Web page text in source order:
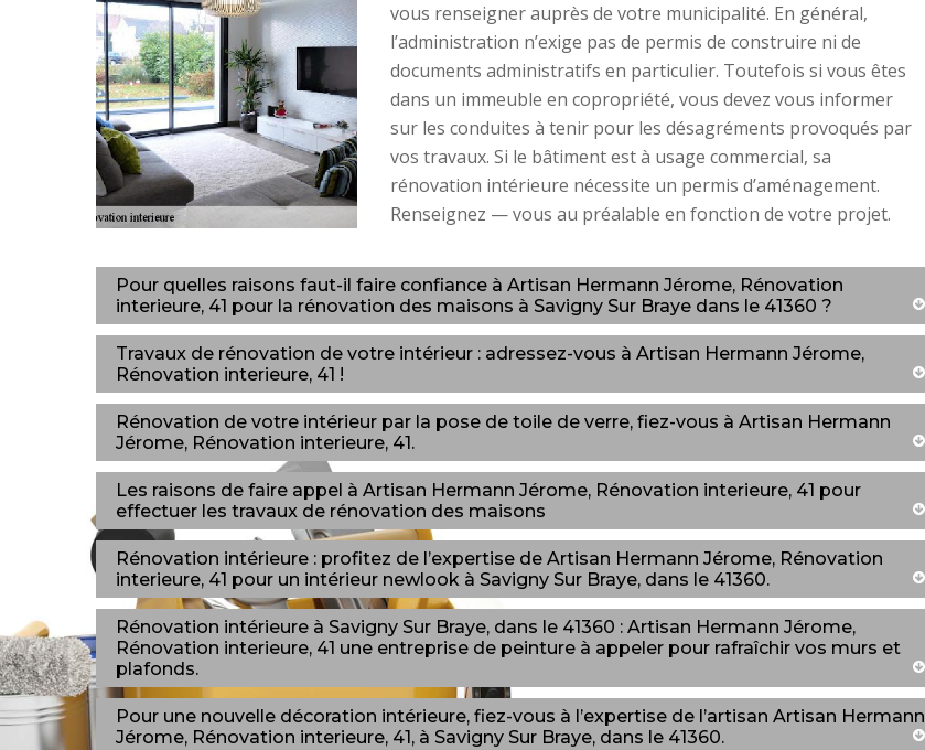
vous renseigner auprès de votre municipalité. En général,
l’administration n’exige pas de permis de construire ni de
documents administratifs en particulier. Toutefois si vous êtes
dans un immeuble en copropriété, vous devez vous informer
sur les conduites à tenir pour les désagréments provoqués par
vos travaux. Si le bâtiment est à usage commercial, sa
rénovation intérieure nécessite un permis d’aménagement.
Renseignez — vous au préalable en fonction de votre projet.
Pour quelles raisons faut-il faire confiance à Artisan Hermann Jérome, Rénovation
interieure, 41 pour la rénovation des maisons à Savigny Sur Braye dans le 41360 ?
Travaux de rénovation de votre intérieur : adressez-vous à Artisan Hermann Jérome,
Rénovation interieure, 41 !
Rénovation de votre intérieur par la pose de toile de verre, fiez-vous à Artisan Hermann
Jérome, Rénovation interieure, 41.
Les raisons de faire appel à Artisan Hermann Jérome, Rénovation interieure, 41 pour
effectuer les travaux de rénovation des maisons
Rénovation intérieure : profitez de l’expertise de Artisan Hermann Jérome, Rénovation
interieure, 41 pour un intérieur newlook à Savigny Sur Braye, dans le 41360.
Rénovation intérieure à Savigny Sur Braye, dans le 41360 : Artisan Hermann Jérome,
Rénovation interieure, 41 une entreprise de peinture à appeler pour rafraîchir vos murs et
plafonds.
Pour une nouvelle décoration intérieure, fiez-vous à l’expertise de l’artisan Artisan Hermann
Jérome, Rénovation interieure, 41, à Savigny Sur Braye, dans le 41360.